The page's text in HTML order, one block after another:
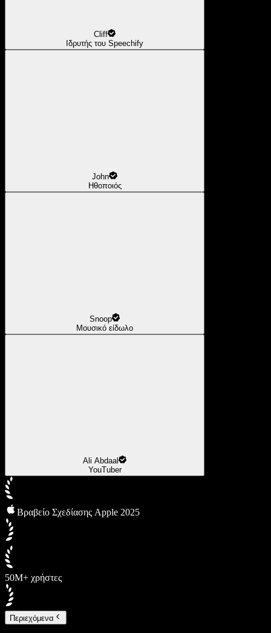
Cliff
Ιδρυτής του Speechify
John
Ηθοποιός
Snoop
Μουσικό είδωλο
Ali Abdaal
YouTuber
Βραβείο Σχεδίασης Apple 2025
50M+ χρήστες
Περιεχόμενα